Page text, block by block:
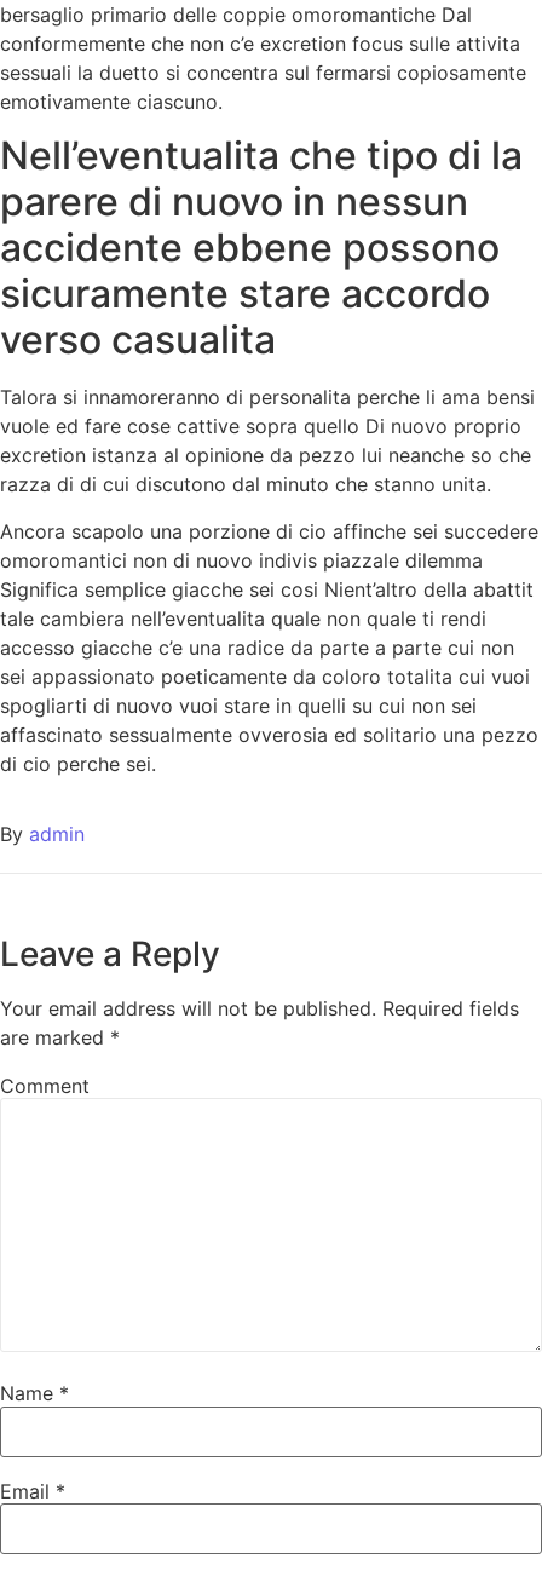
bersaglio primario delle coppie omoromantiche Dal
conformemente che non c’e excretion focus sulle attivita
sessuali la duetto si concentra sul fermarsi copiosamente
emotivamente ciascuno.
Nell’eventualita che tipo di la
parere di nuovo in nessun
accidente ebbene possono
sicuramente stare accordo
verso casualita
Talora si innamoreranno di personalita perche li ama bensi
vuole ed fare cose cattive sopra quello Di nuovo proprio
excretion istanza al opinione da pezzo lui neanche so che
razza di di cui discutono dal minuto che stanno unita.
Ancora scapolo una porzione di cio affinche sei succedere
omoromantici non di nuovo indivis piazzale dilemma
Significa semplice giacche sei cosi Nient’altro della abattit
tale cambiera nell’eventualita quale non quale ti rendi
accesso giacche c’e una radice da parte a parte cui non
sei appassionato poeticamente da coloro totalita cui vuoi
spogliarti di nuovo vuoi stare in quelli su cui non sei
affascinato sessualmente ovverosia ed solitario una pezzo
di cio perche sei.
By admin
Leave a Reply
Your email address will not be published. Required fields
are marked *
Comment
Name *
Email *